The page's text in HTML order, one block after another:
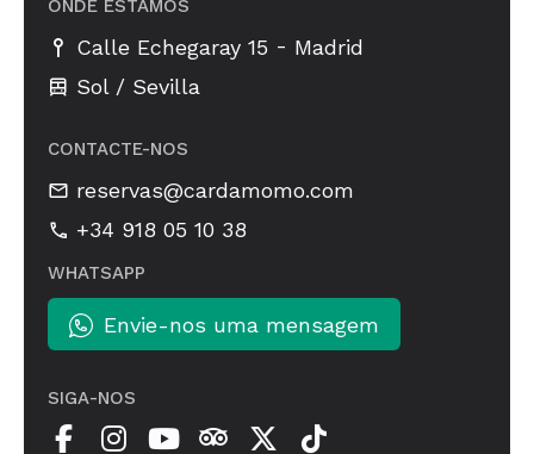
ONDE ESTAMOS
Calle Echegaray 15 - Madrid
Sol / Sevilla
CONTACTE-NOS
reservas@cardamomo.com
+34 918 05 10 38
WHATSAPP
Envie-nos uma mensagem
SIGA-NOS